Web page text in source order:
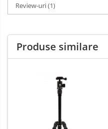
Review-uri(1)
Produse similare